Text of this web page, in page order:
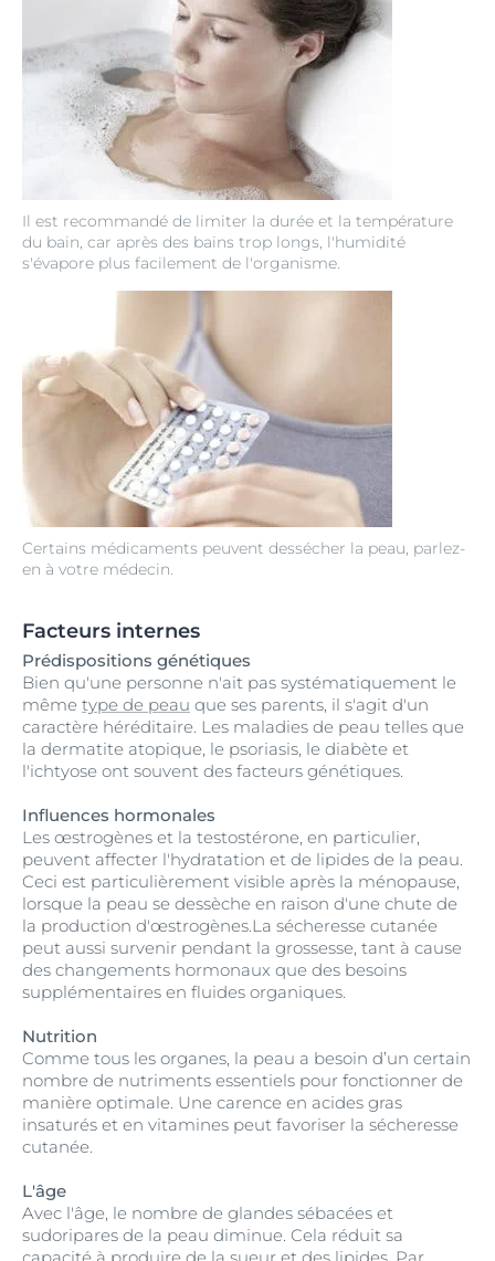
Il est recommandé de limiter la durée et la température
du bain, car après des bains trop longs, l'humidité
s'évapore plus facilement de l'organisme.
Certains médicaments peuvent dessécher la peau, parlez-
en à votre médecin.
Facteurs internes
Prédispositions génétiques
Bien qu'une personne n'ait pas systématiquement le
même type de peau que ses parents, il s'agit d'un
caractère héréditaire. Les maladies de peau telles que
la dermatite atopique, le psoriasis, le diabète et
l'ichtyose ont souvent des facteurs génétiques.
Influences hormonales
Les œstrogènes et la testostérone, en particulier,
peuvent affecter l'hydratation et de lipides de la peau.
Ceci est particulièrement visible après la ménopause,
lorsque la peau se dessèche en raison d'une chute de
la production d'œstrogènes.La sécheresse cutanée
peut aussi survenir pendant la grossesse, tant à cause
des changements hormonaux que des besoins
supplémentaires en fluides organiques.
Nutrition
Comme tous les organes, la peau a besoin d’un certain
nombre de nutriments essentiels pour fonctionner de
manière optimale. Une carence en acides gras
insaturés et en vitamines peut favoriser la sécheresse
cutanée.
L'âge
Avec l'âge, le nombre de glandes sébacées et
sudoripares de la peau diminue. Cela réduit sa